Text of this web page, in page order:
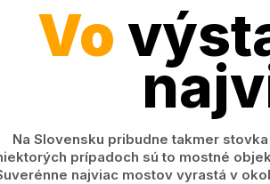
Vo
Na Slovensku pribudne takmer
prípadoch sú to mostné
najviac mostov vyrastá v